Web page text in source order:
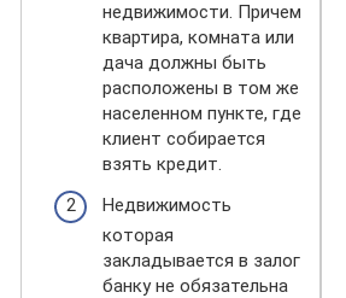
недвижимости. Причем
квартира, комната или
дача должны быть
расположены в том же
населенном пункте, где
клиент собирается
взять кредит.
Недвижимость
которая
закладывается в залог
банку не обязательна